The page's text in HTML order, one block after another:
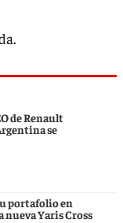
de Renault
se
portafolio en
nueva Yaris Cross